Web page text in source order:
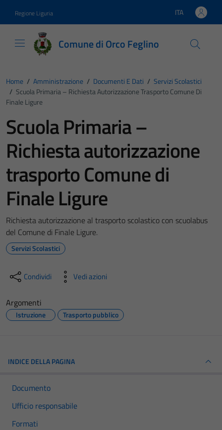
Regione Liguria Lingua attiva:
ITA
Comune di Orco Feglino
Home / Amministrazione / Documenti E Dati / Servizi Scolastici
/ Scuola Primaria – Richiesta Autorizzazione Trasporto Comune Di
Finale Ligure
Scuola Primaria –
Richiesta autorizzazione
trasporto Comune di
Finale Ligure
Richiesta autorizzazione al trasporto scolastico con scuolabus
del Comune di Finale Ligure.
Servizi Scolastici
Condividi Vedi azioni
Argomenti
Istruzione Trasporto pubblico
INDICE DELLA PAGINA
Documento
Ufficio responsabile
Formati